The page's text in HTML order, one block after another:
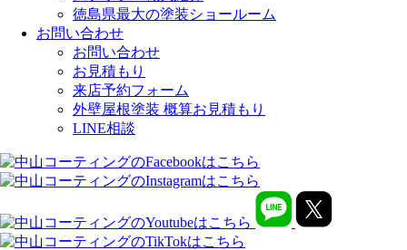
徳島県最大の塗装ショールーム
お問い合わせ
お問い合わせ
お見積もり
来店予約フォーム
外壁屋根塗装 概算お見積もり
LINE相談